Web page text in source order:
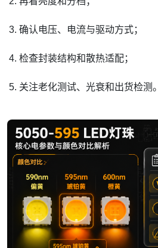
确认电压、电流与驱动方式；
检查封装结构和散热适配；
关注老化测试、光衰和出货检测。